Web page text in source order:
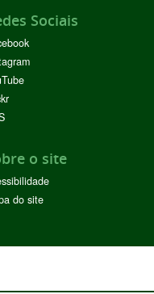
Sociais
o site
do site